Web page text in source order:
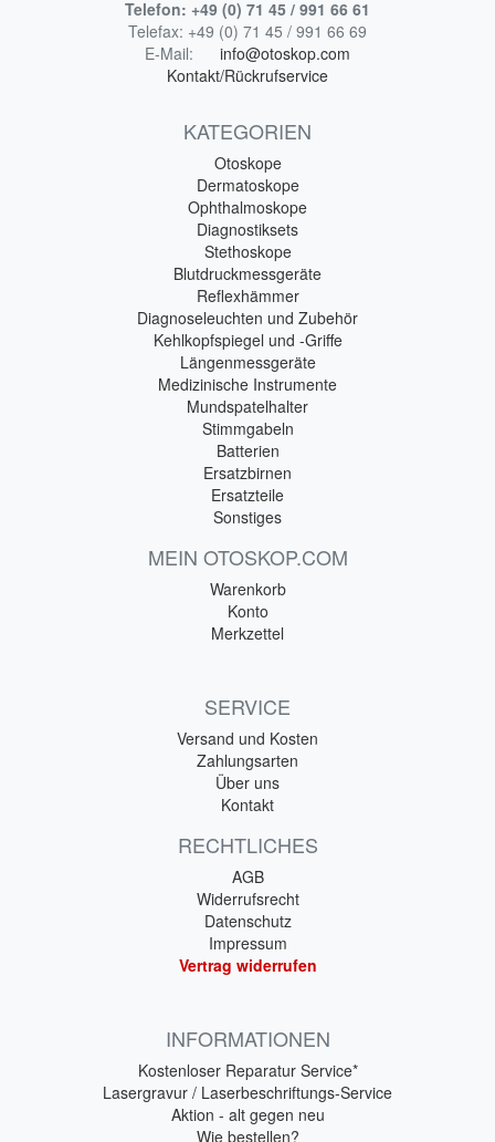
Telefon: +49 (0) 71 45 / 991 66 61
Telefax: +49 (0) 71 45 / 991 66 69
E-Mail:
info@otoskop.com
Kontakt/Rückrufservice
KATEGORIEN
Otoskope
Dermatoskope
Ophthalmoskope
Diagnostiksets
Stethoskope
Blutdruckmessgeräte
Reflexhämmer
Diagnoseleuchten und Zubehör
Kehlkopfspiegel und -Griffe
Längenmessgeräte
Medizinische Instrumente
Mundspatelhalter
Stimmgabeln
Batterien
Ersatzbirnen
Ersatzteile
Sonstiges
MEIN OTOSKOP.COM
Warenkorb
Konto
Merkzettel
SERVICE
Versand und Kosten
Zahlungsarten
Über uns
Kontakt
RECHTLICHES
AGB
Widerrufsrecht
Datenschutz
Impressum
Vertrag widerrufen
INFORMATIONEN
Kostenloser Reparatur Service*
Lasergravur / Laserbeschriftungs-Service
Aktion - alt gegen neu
Wie bestellen?